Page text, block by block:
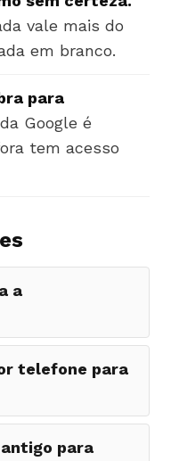
vale mais do
em branco.
para
Google é
tem acesso
a
telefone para
para